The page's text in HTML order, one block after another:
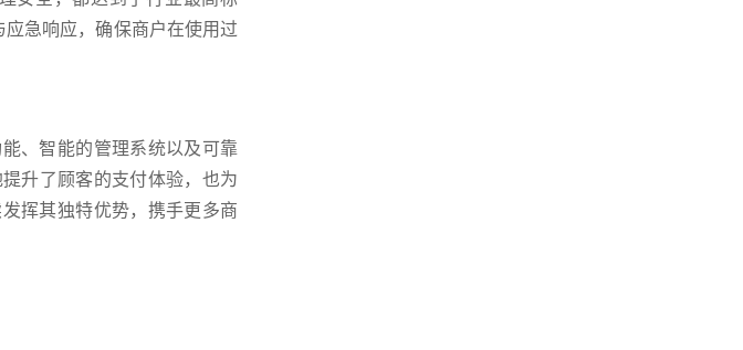
急响应，确保商户在使用过
、智能的管理系统以及可靠
升了顾客的支付体验，也为
挥其独特优势，携手更多商